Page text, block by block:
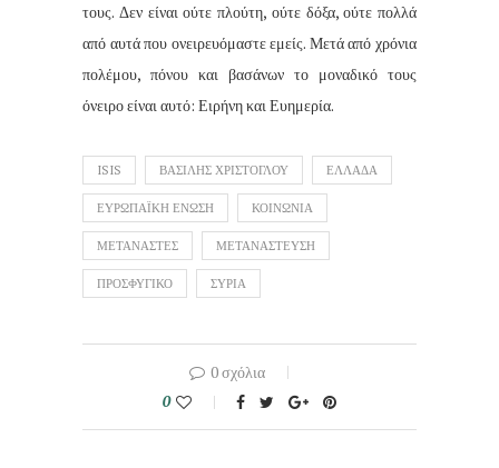
τους. Δεν είναι ούτε πλούτη, ούτε δόξα, ούτε πολλά
από αυτά που ονειρευόμαστε εμείς. Μετά από χρόνια
πολέμου, πόνου και βασάνων το μοναδικό τους
όνειρο είναι αυτό: Ειρήνη και Ευημερία.
ISIS ΒΑΣΙΛΗΣ ΧΡΙΣΤΟΓΛΟΥ ΕΛΛΑΔΑ
ΕΥΡΩΠΑΪΚΗ ΕΝΩΣΗ ΚΟΙΝΩΝΙΑ
ΜΕΤΑΝΑΣΤΕΣ ΜΕΤΑΝΑΣΤΕΥΣΗ
ΠΡΟΣΦΥΓΙΚΟ ΣΥΡΙΑ
0 σχόλια
0